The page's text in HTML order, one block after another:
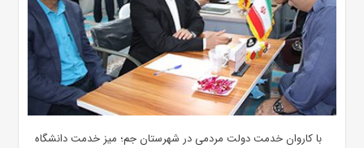
با کاروان خدمت دولت مردمی در شهرستان جم؛ میز خدمت دانشگاه